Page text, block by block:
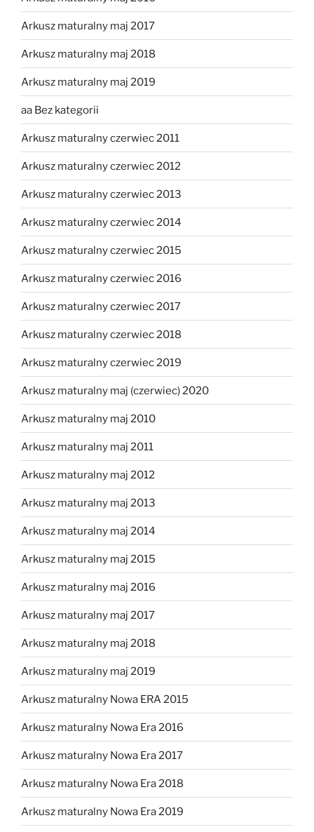
Arkusz maturalny maj 2017
Arkusz maturalny maj 2018
Arkusz maturalny maj 2019
aa Bez kategorii
Arkusz maturalny czerwiec 2011
Arkusz maturalny czerwiec 2012
Arkusz maturalny czerwiec 2013
Arkusz maturalny czerwiec 2014
Arkusz maturalny czerwiec 2015
Arkusz maturalny czerwiec 2016
Arkusz maturalny czerwiec 2017
Arkusz maturalny czerwiec 2018
Arkusz maturalny czerwiec 2019
Arkusz maturalny maj (czerwiec) 2020
Arkusz maturalny maj 2010
Arkusz maturalny maj 2011
Arkusz maturalny maj 2012
Arkusz maturalny maj 2013
Arkusz maturalny maj 2014
Arkusz maturalny maj 2015
Arkusz maturalny maj 2016
Arkusz maturalny maj 2017
Arkusz maturalny maj 2018
Arkusz maturalny maj 2019
Arkusz maturalny Nowa ERA 2015
Arkusz maturalny Nowa Era 2016
Arkusz maturalny Nowa Era 2017
Arkusz maturalny Nowa Era 2018
Arkusz maturalny Nowa Era 2019